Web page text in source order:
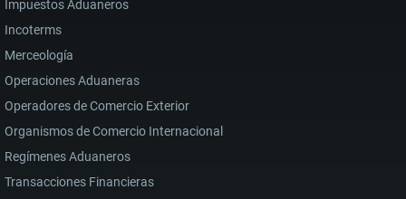
Impuestos Aduaneros
Incoterms
Merceología
Operaciones Aduaneras
Operadores de Comercio Exterior
Organismos de Comercio Internacional
Regímenes Aduaneros
Transacciones Financieras